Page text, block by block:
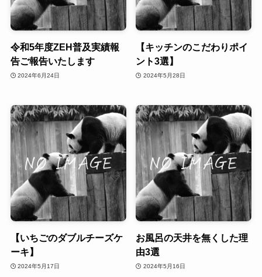
令和5年度ZEH普及実績報
告ご報告いたします
2024年6月24日
【キッチンのこだわりポイ
ント3選】
2024年5月28日
【いちごのダブルチーズケ
ーキ】
2024年5月17日
お風呂の天井を無くした理
由3選
2024年5月16日